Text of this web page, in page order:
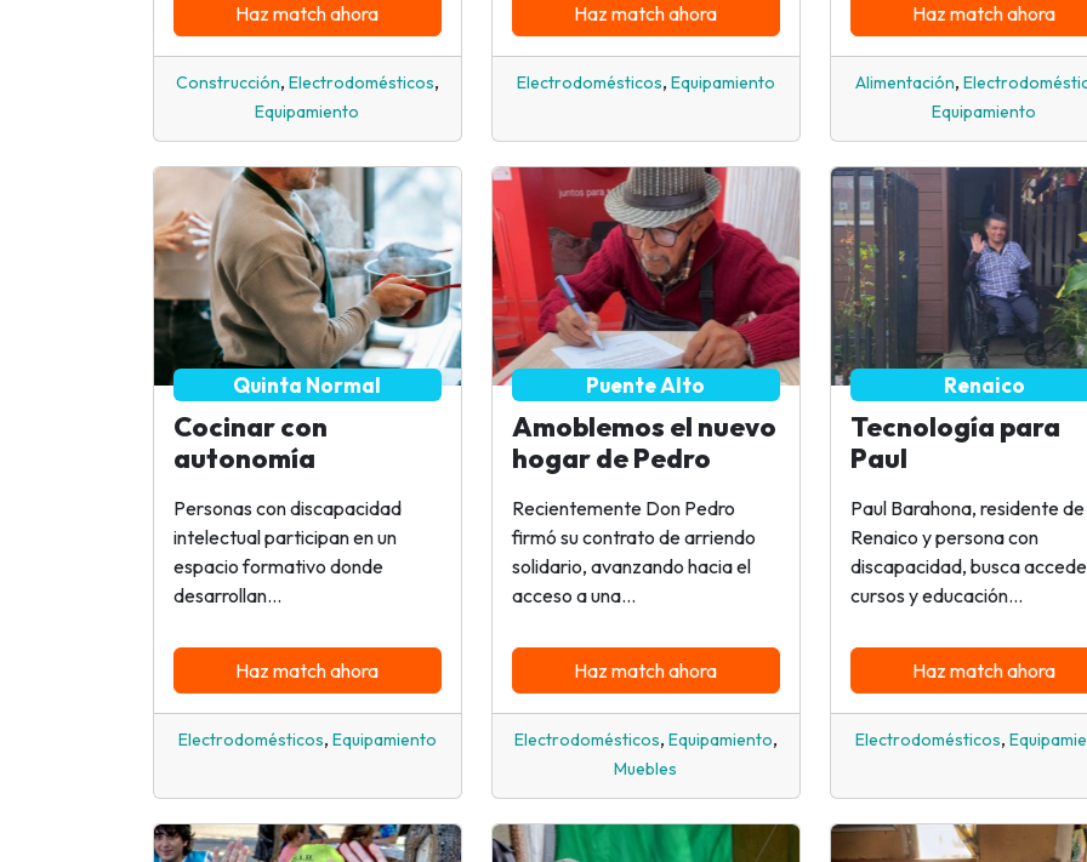
Haz match ahora
Construcción, Electrodomésticos,
Equipamiento
Haz match ahora
Electrodomésticos, Equipamiento
Haz match ahora
Alimentación,
Equipamiento
Quinta Normal
Cocinar con
autonomía
Personas con discapacidad
intelectual participan en un
espacio formativo donde
desarrollan...
Haz match ahora
Electrodomésticos, Equipamiento
Puente Alto
Amoblemos el nuevo
hogar de Pedro
Recientemente Don Pedro
firmó su contrato de arriendo
solidario, avanzando hacia el
acceso a una...
Haz match ahora
Electrodomésticos, Equipamiento,
Muebles
Renaico
Tecnología para
Paul
Paul Barahona, residente de
Renaico y persona con
discapacidad, busca
cursos y educación...
Haz match ahora
Electrodomésticos,